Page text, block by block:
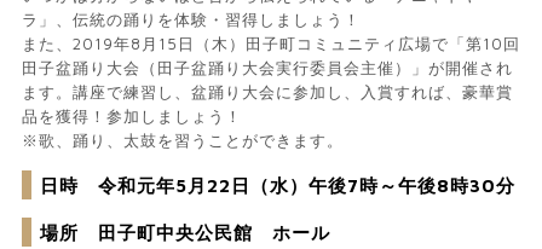
ラ」、伝統の踊りを体験・習得しましょう！
また、2019年8月15日（木）田子町コミュニティ広場で「第10回
田子盆踊り大会（田子盆踊り大会実行委員会主催）」が開催され
ます。講座で練習し、盆踊り大会に参加し、入賞すれば、豪華賞
品を獲得！参加しましょう！
※歌、踊り、太鼓を習うことができます。
日時 令和元年5月22日（水）午後7時～午後8時30分
場所 田子町中央公民館 ホール